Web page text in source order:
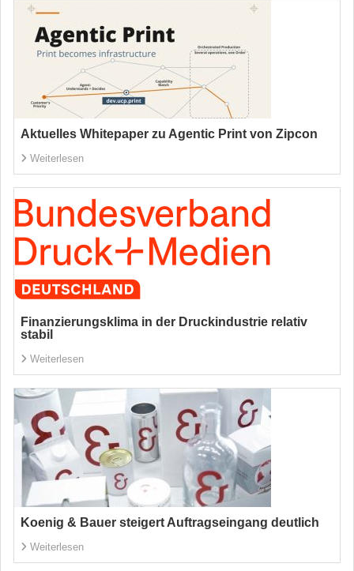
Aktuelles Whitepaper zu Agentic Print von Zipcon
Weiterlesen
Finanzierungsklima in der Druckindustrie relativ
stabil
Weiterlesen
Koenig & Bauer steigert Auftragseingang deutlich
Weiterlesen